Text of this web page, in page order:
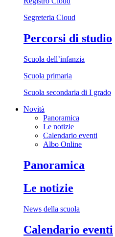
Segreteria Cloud
Percorsi di studio
Scuola dell’infanzia
Scuola primaria
Scuola secondaria di I grado
Novità
Panoramica
Le notizie
Calendario eventi
Albo Online
Panoramica
Le notizie
News della scuola
Calendario eventi